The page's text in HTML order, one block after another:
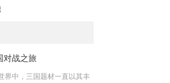
对战之旅
界中，三国题材一直以其丰